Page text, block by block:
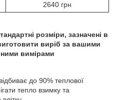
2640 грн
розміри, зазначені в
виріб за вашими
вимірами
до 90% теплової
тепло взимку та